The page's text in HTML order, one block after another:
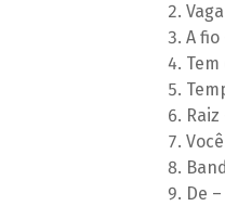
A fio
De